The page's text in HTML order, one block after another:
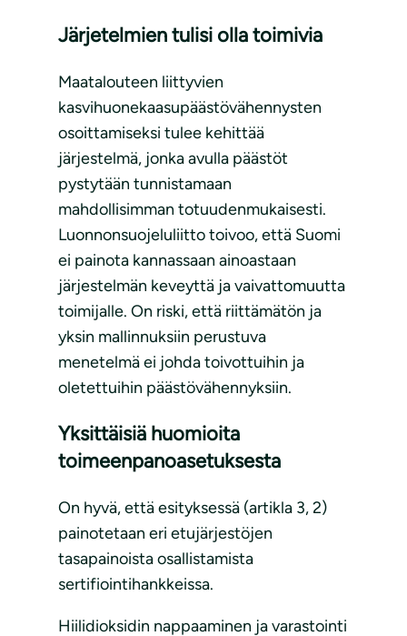
Järjetelmien tulisi olla toimivia
Maatalouteen liittyvien
kasvihuonekaasupäästövähennysten
osoittamiseksi tulee kehittää
järjestelmä, jonka avulla päästöt
pystytään tunnistamaan
mahdollisimman totuudenmukaisesti.
Luonnonsuojeluliitto toivoo, että Suomi
ei painota kannassaan ainoastaan
järjestelmän keveyttä ja vaivattomuutta
toimijalle. On riski, että riittämätön ja
yksin mallinnuksiin perustuva
menetelmä ei johda toivottuihin ja
oletettuihin päästövähennyksiin.
Yksittäisiä huomioita
toimeenpanoasetuksesta
On hyvä, että esityksessä (artikla 3, 2)
painotetaan eri etujärjestöjen
tasapainoista osallistamista
sertifiointihankkeissa.
Hiilidioksidin nappaaminen ja varastointi